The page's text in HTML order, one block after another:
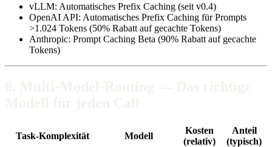
vLLM: Automatisches Prefix Caching (seit v0.4)
OpenAI API: Automatisches Prefix Caching für Prompts
>1.024 Tokens (50% Rabatt auf gecachte Tokens)
Anthropic: Prompt Caching Beta (90% Rabatt auf gecachte
Tokens)
Task-Komplexität Modell
Kosten
(relativ)
Anteil
(typisch)